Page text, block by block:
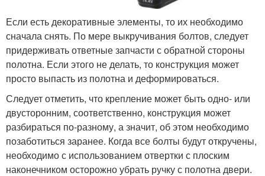
Если есть декоративные элементы, то их необходимо
сначала снять. По мере выкручивания болтов, следует
придерживать ответные запчасти с обратной стороны
полотна. Если этого не делать, то конструкция может
просто выпасть из полотна и деформироваться.
Следует отметить, что крепление может быть одно- или
двусторонним, соответственно, конструкция может
разбираться по-разному, а значит, об этом необходимо
позаботиться заранее. Когда все болты будут откручены,
необходимо с использованием отвертки с плоским
наконечником осторожно убрать ручку с полотна двери.